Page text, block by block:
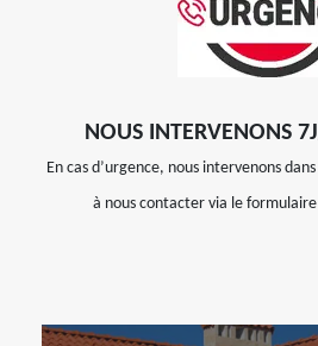
NOUS INTERVENONS
En cas d’urgence, nous intervenons
à nous contacter via le